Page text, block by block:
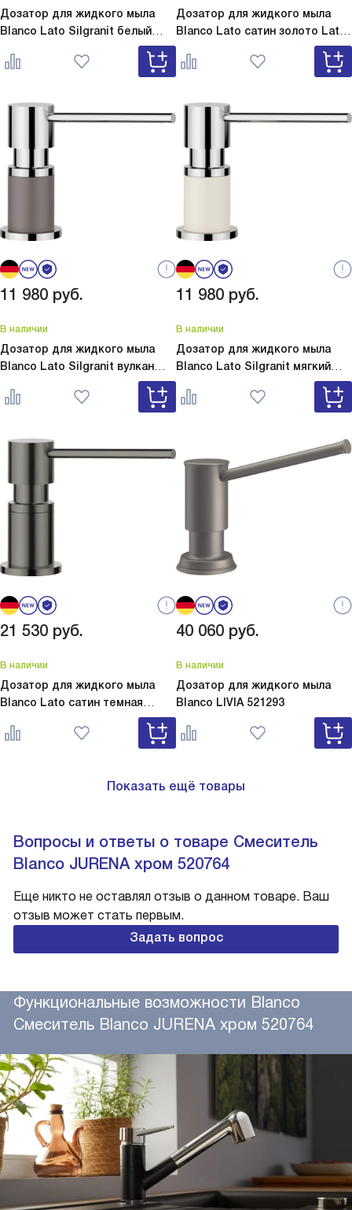
Дозатор для жидкого мыла
Blanco Lato Silgranit белый
Lato Silgranit белый 525814
Дозатор для жидкого мыла
Blanco Lato сатин золото Lato
11 980 руб.
В наличии
Дозатор для жидкого мыла
Blanco Lato Silgranit вулкан
Lato Silgranit вулкан
серый 526954
11 980 руб.
В наличии
Дозатор для жидкого мыла
Blanco Lato Silgranit мягкий
Lato Silgranit мягкий
белый 526955
21 530 руб.
В наличии
Дозатор для жидкого мыла
Blanco Lato сатин темная
Lato сатин темная сталь
527743
40 060 руб.
В наличии
Дозатор для жидкого мыла
Blanco LIVIA 521293
Показать ещё товары
Вопросы и ответы о товаре Смеситель
Blanco JURENA хром 520764
Еще никто не оставлял отзыв о данном товаре. Ваш
отзыв может стать первым.
Задать вопрос
Функциональные возможности Blanco
Смеситель Blanco JURENA хром 520764